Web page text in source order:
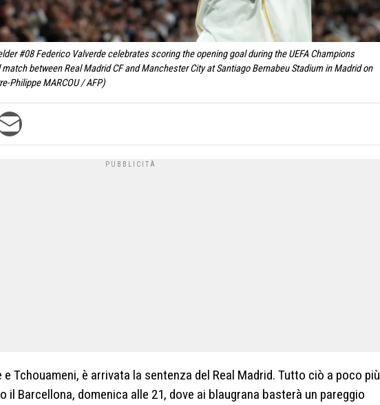
#08 Federico Valverde celebrates scoring the opening goal during the UEFA Champions
between Real Madrid CF and Manchester City at Santiago Bernabeu Stadium in Madrid on
Philippe MARCOU / AFP)
e Tchouameni, è arrivata la sentenza del Real Madrid. Tutto ciò a poco più
il Barcellona, domenica alle 21, dove ai blaugrana basterà un pareggio